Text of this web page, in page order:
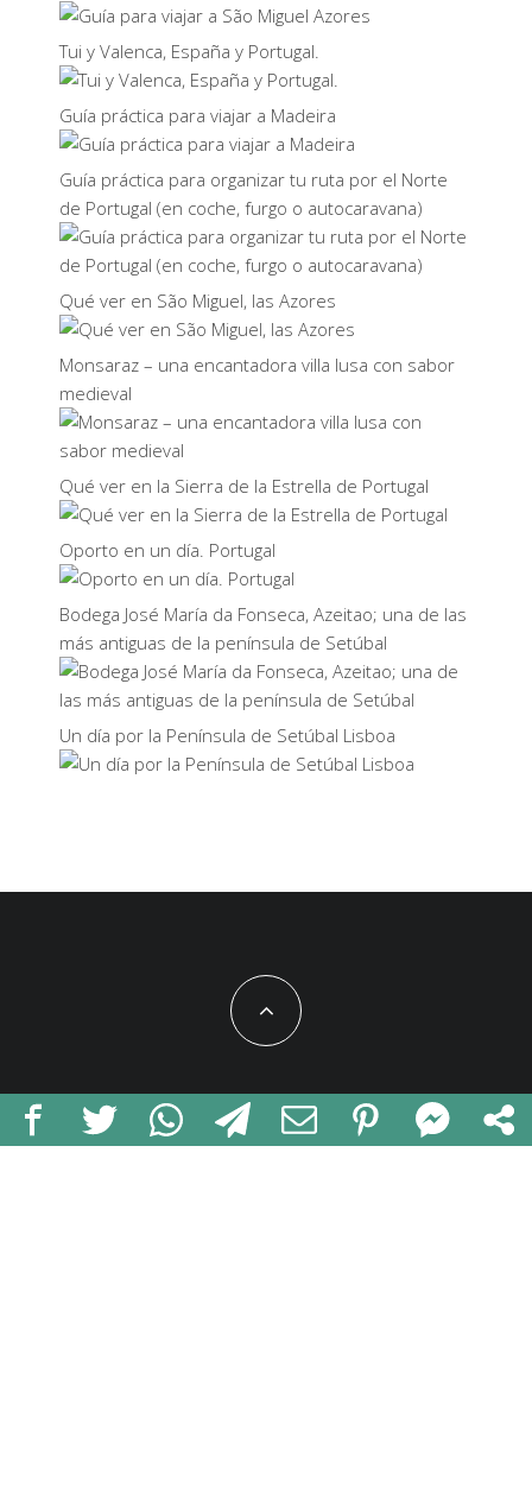
Tui y Valenca, España y Portugal.
Guía práctica para viajar a Madeira
Guía práctica para organizar tu ruta por el Norte
de Portugal (en coche, furgo o autocaravana)
Qué ver en São Miguel, las Azores
Monsaraz – una encantadora villa lusa con sabor
medieval
Qué ver en la Sierra de la Estrella de Portugal
Oporto en un día. Portugal
Bodega José María da Fonseca, Azeitao; una de las
más antiguas de la península de Setúbal
Un día por la Península de Setúbal Lisboa